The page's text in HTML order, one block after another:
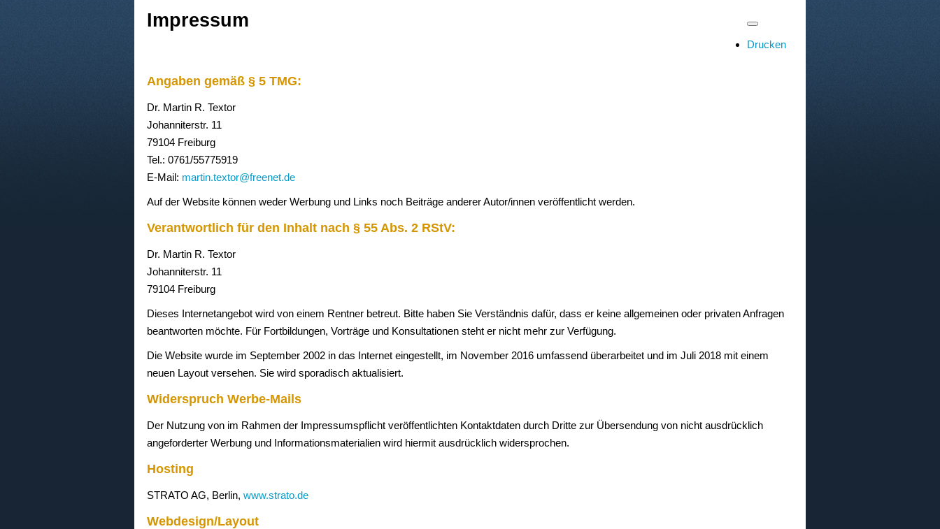
Drucken
Impressum
Angaben gemäß § 5 TMG:
Dr. Martin R. Textor
Johanniterstr. 11
79104 Freiburg
Tel.: 0761/55775919
E-Mail: martin.textor@freenet.de
Auf der Website können weder Werbung und Links noch Beiträge anderer Autor/innen veröffentlicht werden.
Verantwortlich für den Inhalt nach § 55 Abs. 2 RStV:
Dr. Martin R. Textor
Johanniterstr. 11
79104 Freiburg
Dieses Internetangebot wird von einem Rentner betreut. Bitte haben Sie Verständnis dafür, dass er keine allgemeinen oder privaten Anfragen
beantworten möchte. Für Fortbildungen, Vorträge und Konsultationen steht er nicht mehr zur Verfügung.
Die Website wurde im September 2002 in das Internet eingestellt, im November 2016 umfassend überarbeitet und im Juli 2018 mit einem
neuen Layout versehen. Sie wird sporadisch aktualisiert.
Widerspruch Werbe-Mails
Der Nutzung von im Rahmen der Impressumspflicht veröffentlichten Kontaktdaten durch Dritte zur Übersendung von nicht ausdrücklich
angeforderter Werbung und Informationsmaterialien wird hiermit ausdrücklich widersprochen.
Hosting
STRATO AG, Berlin,www.strato.de
Webdesign/Layout